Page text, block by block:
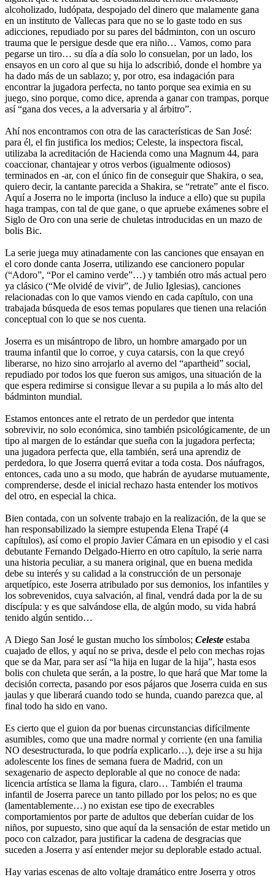
alcoholizado, ludópata, despojado del dinero que malamente gana
en un instituto de Vallecas para que no se lo gaste todo en sus
adicciones, repudiado por su pares del bádminton, con un oscuro
trauma que le persigue desde que era niño… Vamos, como para
pegarse un tiro… su día a día solo lo consuelan, por un lado, los
ensayos en un coro al que su hija lo adscribió, donde el hombre ya
ha dado más de un sablazo; y, por otro, esa indagación para
encontrar la jugadora perfecta, no tanto porque sea eximia en su
juego, sino porque, como dice, aprenda a ganar con trampas, porque
así “gana dos veces, a la adversaria y al árbitro”.
Ahí nos encontramos con otra de las características de San José:
para él, el fin justifica los medios; Celeste, la inspectora fiscal,
utilizaba la acreditación de Hacienda como una Magnum 44, para
coaccionar, chantajear y otros verbos (igualmente odiosos)
terminados en -ar, con el único fin de conseguir que Shakira, o sea,
quiero decir, la cantante parecida a Shakira, se “retrate” ante el fisco.
Aquí a Joserra no le importa (incluso la induce a ello) que su pupila
haga trampas, con tal de que gane, o que apruebe exámenes sobre el
Siglo de Oro con una serie de chuletas introducidas en un mazo de
bolis Bic.
La serie juega muy atinadamente con las canciones que ensayan en
el coro donde canta Joserra, utilizando ese cancionero popular
(“Adoro”, “Por el camino verde”…) y también otro más actual pero
ya clásico (“Me olvidé de vivir”, de Julio Iglesias), canciones
relacionadas con lo que vamos viendo en cada capítulo, con una
trabajada búsqueda de esos temas populares que tienen una relación
conceptual con lo que se nos cuenta.
Joserra es un misántropo de libro, un hombre amargado por un
trauma infantil que lo corroe, y cuya catarsis, con la que creyó
liberarse, no hizo sino arrojarlo al averno del “apartheid” social,
repudiado por todos los que fueron sus amigos, una situación de la
que espera redimirse si consigue llevar a su pupila a lo más alto del
bádminton mundial.
Estamos entonces ante el retrato de un perdedor que intenta
sobrevivir, no solo económica, sino también psicológicamente, de un
tipo al margen de lo estándar que sueña con la jugadora perfecta;
una jugadora perfecta que, ella también, será una aprendiz de
perdedora, lo que Joserra querrá evitar a toda costa. Dos náufragos,
entonces, cada uno a su modo, que habrán de ayudarse mutuamente,
comprenderse, desde el inicial rechazo hasta entender los motivos
del otro, en especial la chica.
Bien contada, con un solvente trabajo en la realización, de la que se
han responsabilizado la siempre estupenda Elena Trapé (4
capítulos), así como el propio Javier Cámara en un episodio y el casi
debutante Fernando Delgado-Hierro en otro capítulo, la serie narra
una historia peculiar, a su manera original, que en buena medida
debe su interés y su calidad a la construcción de un personaje
arquetípico, este Joserra atribulado por sus demonios, los infantiles y
los sobrevenidos, cuya salvación, al final, vendrá dada por la de su
discípula: y es que salvándose ella, de algún modo, su vida habrá
tenido algún sentido…
A Diego San José le gustan mucho los símbolos; Celeste estaba
cuajado de ellos, y aquí no se priva, desde el pelo con mechas rojas
que se da Mar, para ser así “la hija en lugar de la hija”, hasta esos
bolis con chuleta que serán, a la postre, lo que hará que Mar tome la
decisión correcta, pasando por esos pájaros que Joserra cuida en sus
jaulas y que liberará cuando todo se hunda, cuando parezca que, al
final todo ha sido en vano.
Es cierto que el guion da por buenas circunstancias difícilmente
asumibles, como que una madre normal y corriente (en una familia
NO desestructurada, lo que podría explicarlo…), deje irse a su hija
adolescente los fines de semana fuera de Madrid, con un
sexagenario de aspecto deplorable al que no conoce de nada:
licencia artística se llama la figura, claro… También el trauma
infantil de Joserra parece un tanto pillado por los pelos; no es que
(lamentablemente…) no existan ese tipo de execrables
comportamientos por parte de adultos que deberían cuidar de los
niños, por supuesto, sino que aquí da la sensación de estar metido un
poco con calzador, para justificar la cadena de desgracias que
suceden a Joserra y así entender mejor su deplorable estado actual.
Hay varias escenas de alto voltaje dramático entre Joserra y otros